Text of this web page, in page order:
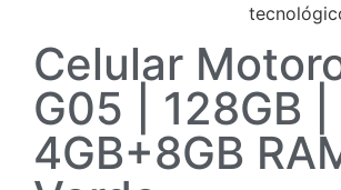
Celular
G05 | 128GB |
4GB+8GB